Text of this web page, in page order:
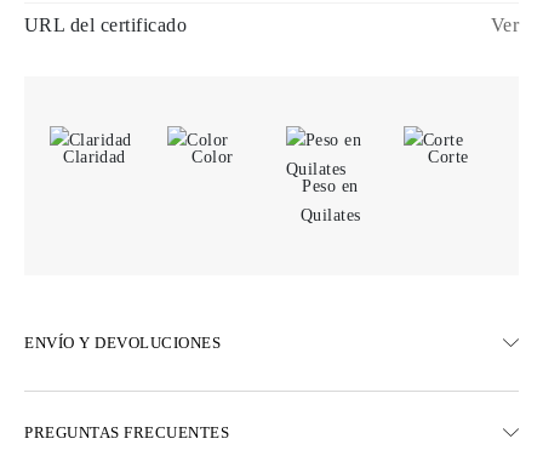
URL del certificado Ver
Claridad
Color
Peso en
Quilates
Corte
ENVÍO Y DEVOLUCIONES
PREGUNTAS FRECUENTES